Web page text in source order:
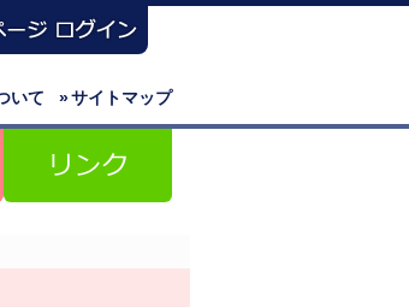
»サイトマップ
いて